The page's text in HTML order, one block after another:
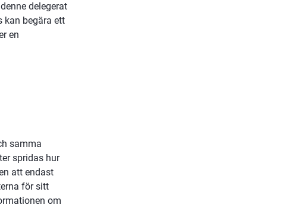
delegerat
kan begära ett
en
samma
spridas hur
att endast
för sitt
om